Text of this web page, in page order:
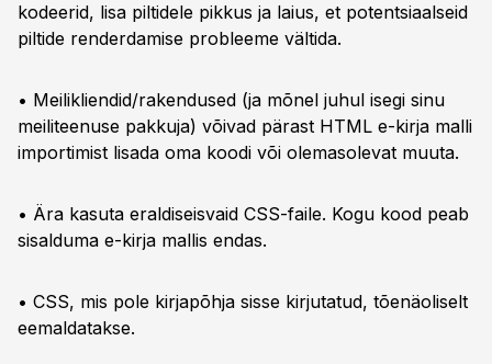
kodeerid, lisa piltidele pikkus ja laius, et potentsiaalseid
piltide renderdamise probleeme vältida.
• Meilikliendid/rakendused (ja mõnel juhul isegi sinu
meiliteenuse pakkuja) võivad pärast HTML e-kirja malli
importimist lisada oma koodi või olemasolevat muuta.
• Ära kasuta eraldiseisvaid CSS-faile. Kogu kood peab
sisalduma e-kirja mallis endas.
• CSS, mis pole kirjapõhja sisse kirjutatud, tõenäoliselt
eemaldatakse.